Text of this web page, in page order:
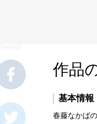
作品
基本情報
春藤なかば